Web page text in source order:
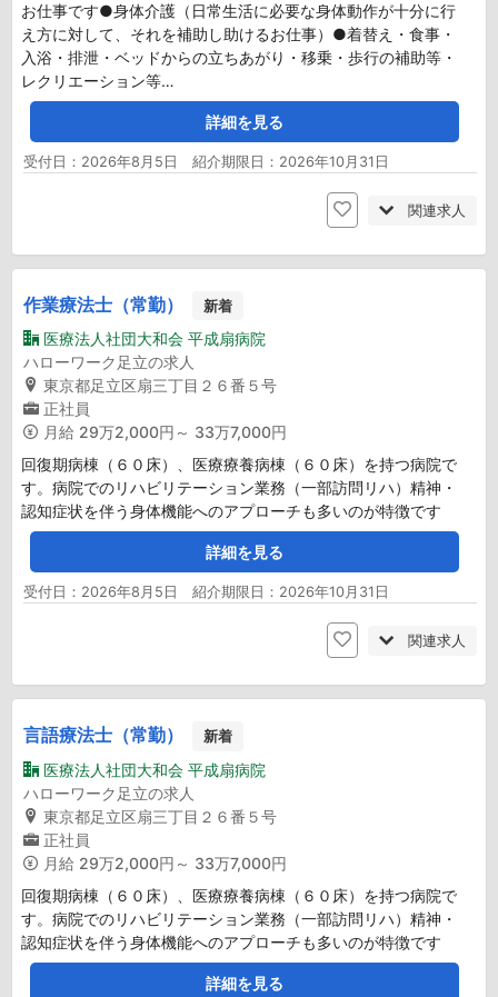
お仕事です●身体介護（日常生活に必要な身体動作が十分に行
え方に対して、それを補助し助けるお仕事）●着替え・食事・
入浴・排泄・ベッドからの立ちあがり・移乗・歩行の補助等・
レクリエーション等…
詳細を見る
受付日：2026年8月5日 紹介期限日：2026年10月31日
関連求人
作業療法士（常勤） 新着
医療法人社団大和会 平成扇病院
ハローワーク足立の求人
東京都足立区扇三丁目２６番５号
正社員
月給 29万2,000円～ 33万7,000円
回復期病棟（６０床）、医療療養病棟（６０床）を持つ病院で
す。病院でのリハビリテーション業務（一部訪問リハ）精神・
認知症状を伴う身体機能へのアプローチも多いのが特徴です
詳細を見る
受付日：2026年8月5日 紹介期限日：2026年10月31日
関連求人
言語療法士（常勤） 新着
医療法人社団大和会 平成扇病院
ハローワーク足立の求人
東京都足立区扇三丁目２６番５号
正社員
月給 29万2,000円～ 33万7,000円
回復期病棟（６０床）、医療療養病棟（６０床）を持つ病院で
す。病院でのリハビリテーション業務（一部訪問リハ）精神・
認知症状を伴う身体機能へのアプローチも多いのが特徴です
詳細を見る